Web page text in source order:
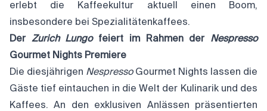
erlebt die Kaffeekultur aktuell einen Boom,
insbesondere bei Spezialitätenkaffees.
Der Zurich Lungo feiert im Rahmen der Nespresso
Gourmet Nights Premiere
Die diesjährigen Nespresso Gourmet Nights lassen die
Gäste tief eintauchen in die Welt der Kulinarik und des
Kaffees. An den exklusiven Anlässen präsentierten